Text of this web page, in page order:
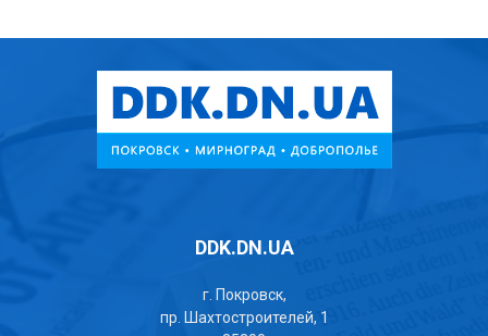
DDK.DN.UA
г. Покровск,
пр. Шахтостроителей, 1